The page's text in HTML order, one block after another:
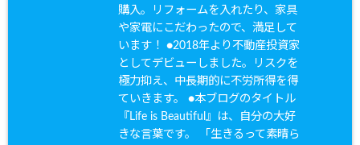
購入。リフォームを入れたり、家具
や家電にこだわったので、満足して
います！ ●2018年より不動産投資家
としてデビューしました。リスクを
極力抑え、中長期的に不労所得を得
ていきます。 ●本ブログのタイトル
『Life is Beautiful』は、自分の大好
きな言葉です。 「生きるって素晴ら